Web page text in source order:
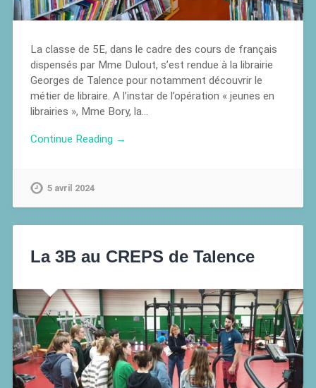
La classe de 5E, dans le cadre des cours de français
dispensés par Mme Dulout, s’est rendue à la librairie
Georges de Talence pour notamment découvrir le
métier de libraire. A l’instar de l’opération « jeunes en
librairies », Mme Bory, la…
Continue Reading →
5 avril 2024
La 3B au CREPS de Talence